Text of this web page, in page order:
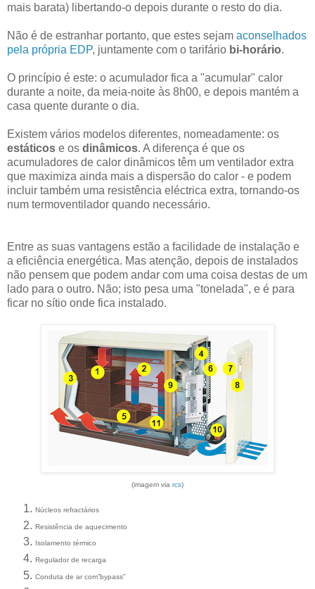
mais barata) libertando-o depois durante o resto do dia.
Não é de estranhar portanto, que estes sejam aconselhados
pela própria EDP, juntamente com o tarifário bi-horário.
O princípio é este: o acumulador fica a "acumular" calor
durante a noite, da meia-noite às 8h00, e depois mantém a
casa quente durante o dia.
Existem vários modelos diferentes, nomeadamente: os
estáticos e os dinâmicos. A diferença é que os
acumuladores de calor dinâmicos têm um ventilador extra
que maximiza ainda mais a dispersão do calor - e podem
incluir também uma resistência eléctrica extra, tornando-os
num termoventilador quando necessário.
Entre as suas vantagens estão a facilidade de instalação e
a eficiência energética. Mas atenção, depois de instalados
não pensem que podem andar com uma coisa destas de um
lado para o outro. Não; isto pesa uma "tonelada", e é para
ficar no sítio onde fica instalado.
(imagem via rcs)
Núcleos refractários
Resistência de aquecimento
Isolamento térmico
Regulador de recarga
Conduta de ar com”bypass”